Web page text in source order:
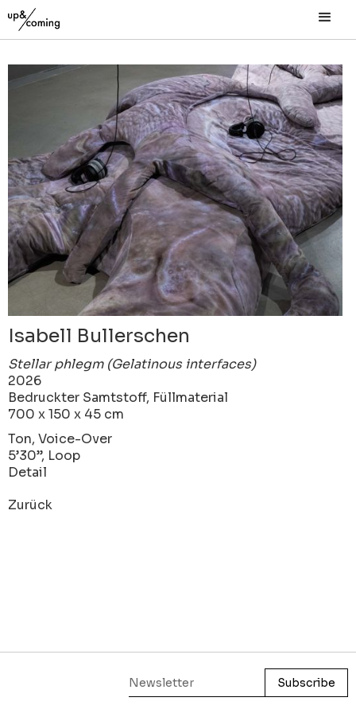
Isabell Bullerschen
Stellar phlegm (Gelatinous interfaces)
2026
Bedruckter Samtstoff, Füllmaterial
700 x 150 x 45 cm
Ton, Voice-Over
5’30’’, Loop
Detail
Zurück